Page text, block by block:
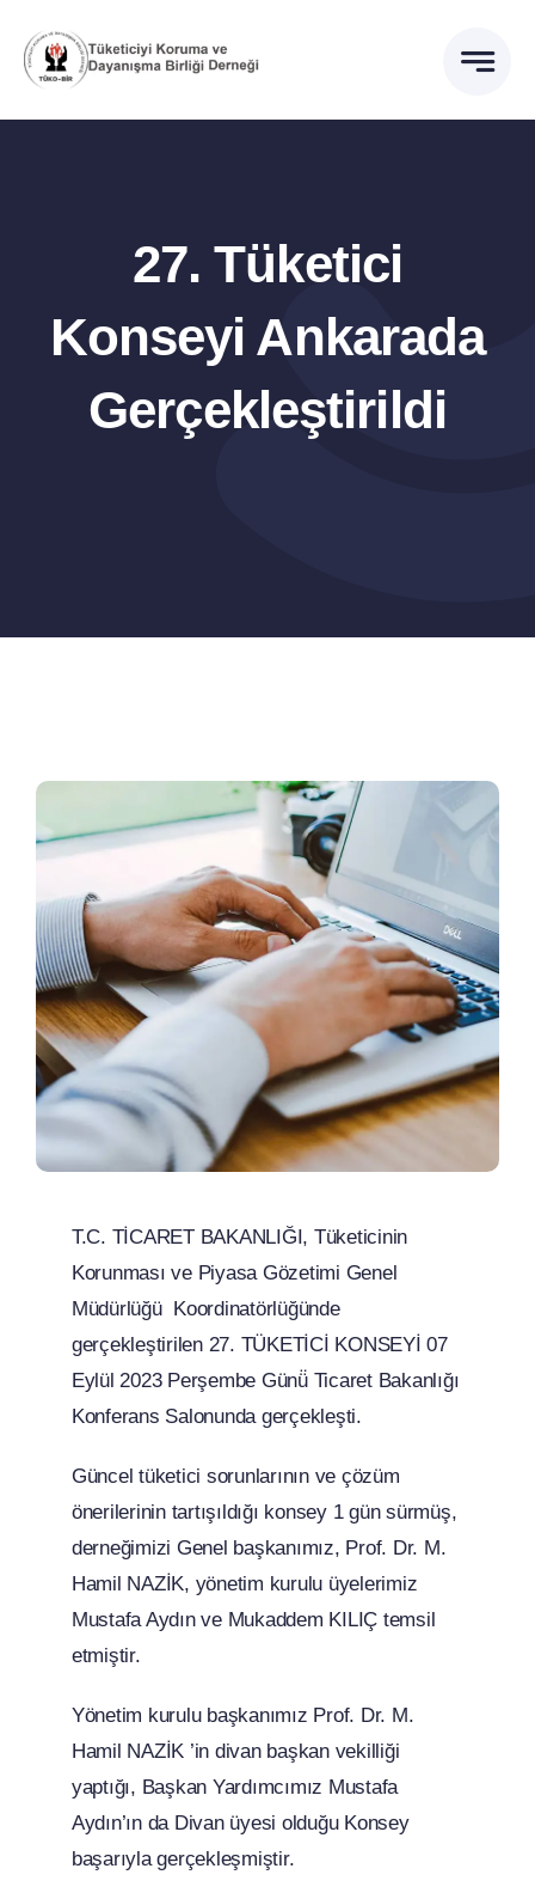
geç
27. Tüketici
Konseyi Ankarada
Gerçekleştirildi
T.C. TİCARET BAKANLIĞI, Tüketicinin
Korunması ve Piyasa Gözetimi Genel
Müdürlüğü Koordinatörlüğünde
gerçekleştirilen 27. TÜKETİCİ KONSEYİ 07
Eylül 2023 Perşembe Günü̈ Ticaret Bakanlığı
Konferans Salonunda gerçekleşti.
Güncel tüketici sorunlarının ve çözüm
önerilerinin tartışıldığı konsey 1 gün sürmüş,
derneğimizi Genel başkanımız, Prof. Dr. M.
Hamil NAZİK, yönetim kurulu üyelerimiz
Mustafa Aydın ve Mukaddem KILIÇ temsil
etmiştir.
Yönetim kurulu başkanımız Prof. Dr. M.
Hamil NAZİK ’in divan başkan vekilliği
yaptığı, Başkan Yardımcımız Mustafa
Aydın’ın da Divan üyesi olduğu Konsey
başarıyla gerçekleşmiştir.